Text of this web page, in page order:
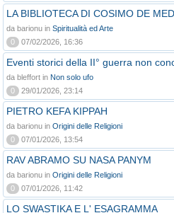
LA BIBLIOTECA DI COSIMO DE
da barionu in Spiritualità ed Arte
0
07/02/2026, 16:36
Eventi storici della II° guerra non
da bleffort in Non solo ufo
0
29/01/2026, 23:14
PIETRO KEFA KIPPAH
da barionu in Origini delle Religioni
0
07/01/2026, 13:54
RAV ABRAMO SU NASA PANYM
da barionu in Origini delle Religioni
0
07/01/2026, 11:42
LO SWASTIKA E L' ESAGRAMMA